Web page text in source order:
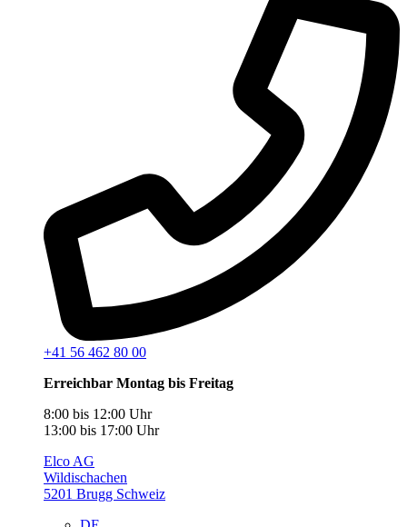
+41 56 462 80 00
Erreichbar Montag bis Freitag
8:00 bis 12:00 Uhr
13:00 bis 17:00 Uhr
Elco AG
Wildischachen
5201 Brugg Schweiz